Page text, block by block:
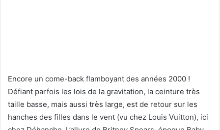
Encore un come-back flamboyant des années 2000 !
Défiant parfois les lois de la gravitation, la ceinture très
taille basse, mais aussi très large, est de retour sur les
hanches des filles dans le vent (vu chez Louis Vuitton), ici